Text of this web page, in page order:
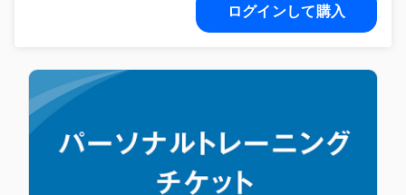
ログインして購入